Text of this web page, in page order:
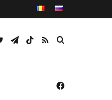
Caută
RSS
TikTok
Telegram
Twitter
Facebook